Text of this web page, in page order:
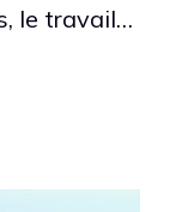
le travail…